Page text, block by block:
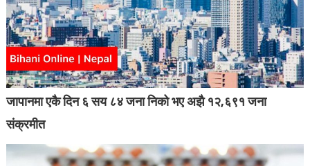
जापानमा एकै दिन ६ सय ८४ जना निको भए अझै १२,६९१ जना
संक्रमीत